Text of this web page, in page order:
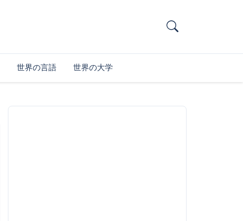
世界の言語 世界の大学